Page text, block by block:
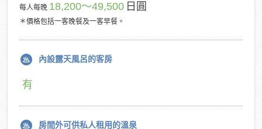
每人每晚 18,200～49,500 日圓
＊價格包括一客晚餐及一客早餐。
內設露天風呂的客房
有
房間外可供私人租用的溫泉